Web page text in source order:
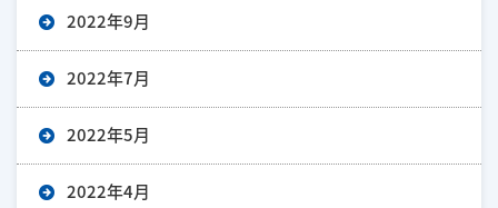
2022年9月
2022年7月
2022年5月
2022年4月